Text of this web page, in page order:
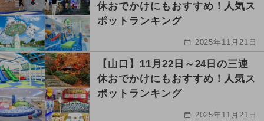
休おでかけにもおすすめ！人気ス
ポットランキング
2025年11月21日
【山口】11月22日～24日の三連
休おでかけにもおすすめ！人気ス
ポットランキング
2025年11月21日